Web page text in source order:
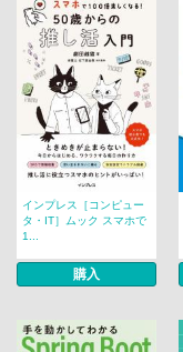
インプレス［コンピュー
タ・IT］ムック スマホで
1...
購入